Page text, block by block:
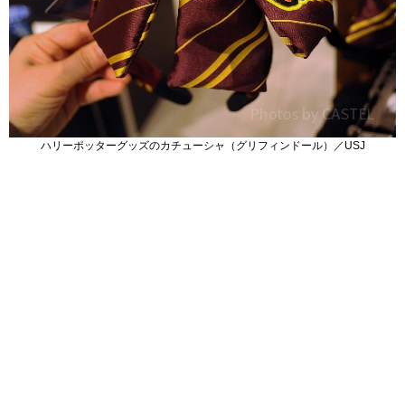
ハリーポッターグッズのカチューシャ（グリフィンドール）／USJ